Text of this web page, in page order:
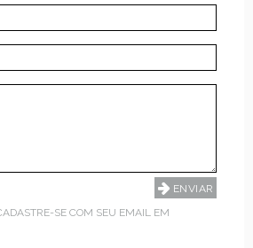
SE COM SEU EMAIL EM